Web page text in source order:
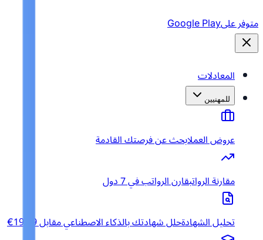
متوفر علىGoogle Play
المعادلات
للمهنيين
عروض العملابحث عن فرصتك القادمة
مقارنة الرواتبقارن الرواتب في 7 دول
تحليل الشهادةحلل شهادتك بالذكاء الاصطناعي مقابل 19.99€